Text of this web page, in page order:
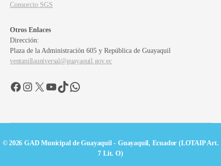
Consorcio SGS
Otros Enlaces
Dirección:
Plaza de la Administración 605 y República de Guayaquil
ventanillauniversal@guayaquil.gov.ec
FacebookInstagram
X YouTube
TikTokWhatsApp
© 2026 GAD Municipal de Guayaquil - Guayaquil, Ecuador (LOTAIP Art.
7 Lit. O)